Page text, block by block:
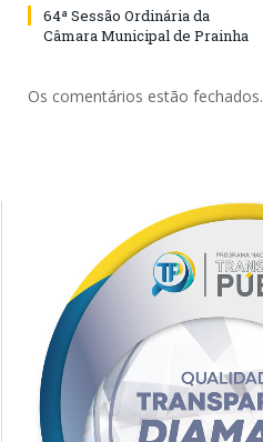
64ª Sessão Ordinária da
Câmara Municipal de Prainha
Os comentários estão fechados.